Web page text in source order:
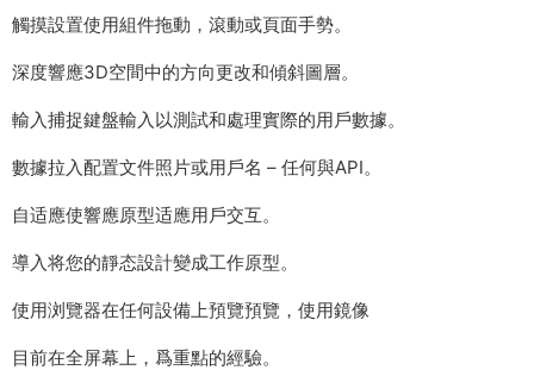
觸摸設置使用組件拖動，滾動或頁面手勢。
深度響應3D空間中的方向更改和傾斜圖層。
輸入捕捉鍵盤輸入以測試和處理實際的用戶數據。
數據拉入配置文件照片或用戶名 – 任何與API。
自适應使響應原型适應用戶交互。
導入将您的靜态設計變成工作原型。
使用浏覽器在任何設備上預覽預覽，使用鏡像
目前在全屏幕上，爲重點的經驗。